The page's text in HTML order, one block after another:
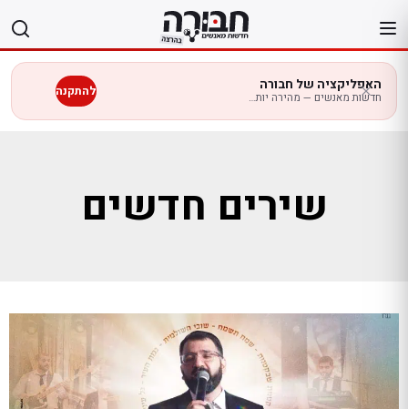
לתוכן
האפליקציה של חבורה
חדשות מאנשים — מהירה יותר בנייד להתקנה
שירים חדשים